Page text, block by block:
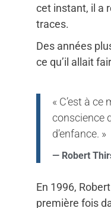
cet instant, il a
traces.
Des années
ce qu’il allait
« C’est à ce
conscience
d’enfance. »
— Robert
En 1996,
première fois